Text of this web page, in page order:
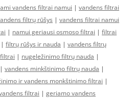
vandens filtrai namui | vandens filtrai
filtrų rūšys | vandens filtrai namui
| namui geriausi osmoso filtrai | filtrai
| filtrų rūšys ir nauda | vandens filtrų
| nugeležinimo filtrų nauda |
| vandens minkštinimo filtrų nauda |
ir vandens monkštinimo filtrai |
filtrai | geriamo vandens